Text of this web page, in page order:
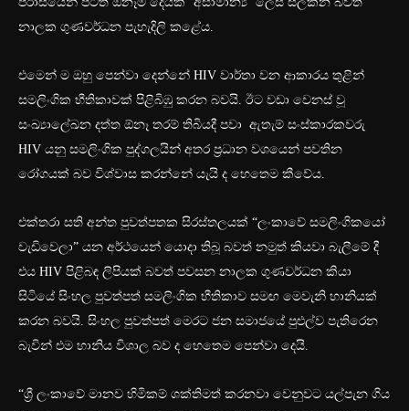
නාලක ගුණවර්ධන පැහැදිලි කළේය.
එමෙන් ම ඔහු පෙන්වා දෙන්නේ HIV වාර්තා වන ආකාරය තුළින්
සමලිංගික භීතිකාවක් පිළිබිඹු කරන බවයි. ඊට වඩා වෙනස් වූ
සංඛ්‍යාලේඛන දත්ත ඕනෑ තරම් තිබියදී පවා ඇතැම් සංස්කාරකවරු
HIV යනු සමලිංගික පුද්ගලයින් අතර ප්‍රධාන වශයෙන් පවතින
රෝගයක් බව විශ්වාස කරන්නේ යැයි ද හෙතෙම කීවේය.
එක්තරා සති අන්ත පුවත්පතක සිරස්තලයක් “ලංකාවේ සමලිංගිකයෝ
වැඩිවෙලා” යන අර්ථයෙන් යොදා තිබූ බවත් නමුත් කියවා බැලීමේ දී
එය HIV පිළිබඳ ලිපියක් බවත් පවසන නාලක ගුණවර්ධන කියා
සිටියේ සිංහල පුවත්පත් සමලිංගික භීතිකාව සමඟ මෙවැනි හානියක්
කරන බවයි. සිංහල පුවත්පත් මෙරට ජන සමාජයේ පුළුල්ව පැතිරෙන
බැවින් එම හානිය විශාල බව ද හෙතෙම පෙන්වා දෙයි.
“ශ්‍රී ලංකාවේ මානව හිමිකම් ශක්තිමත් කරනවා වෙනුවට යල්පැන ගිය